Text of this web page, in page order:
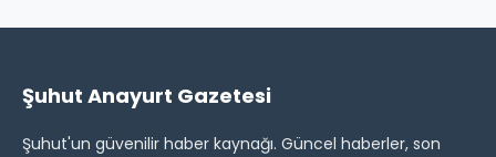
Şuhut Anayurt Gazetesi
Şuhut'un güvenilir haber kaynağı. Güncel haberler, son